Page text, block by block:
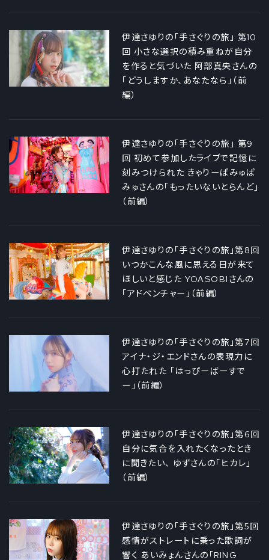
伊達さゆりの「手さぐりの旅」 第10
回 小さな選択の積み重ねが自分
を作ると気づいた 阿部真央さんの
「どうしますか、あなたなら」（前
編）
伊達さゆりの「手さぐりの旅」 第9
回 初めて参加したライブで記憶に
刻みつけられた きゃりーぱみゅぱ
みゅさんの「もったいないとらんど」
（前編）
伊達さゆりの「手さぐりの旅」第8回
いつかこんな風に思える日が来て
ほしいと感じた YOASOBIさんの
「アドベンチャー」（前編）
伊達さゆりの「手さぐりの旅」第7回
アイナ・ジ・エンドさんの表現力に
心打たれた 「はっぴーばーすで
ー」（前編）
伊達さゆりの「手さぐりの旅」第6回
自分に気合を入れたくなったとき
に聞きたい、 ゆずさんの「ヒカレ」
（前編）
伊達さゆりの「手さぐりの旅」第5回
感情がストレートに乗った歌詞が
響く あいみょんさんの「RING